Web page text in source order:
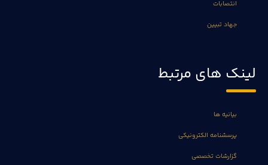
انتصابات
جهاد تبیین
لینک های مرتبط
بیانیه ها
پرسشنامه الکترونیکی
گزارشات تخصصی